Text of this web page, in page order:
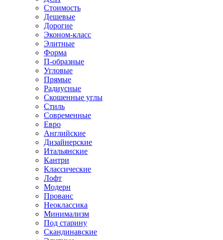
Стоимость
Дешевые
Дорогие
Эконом-класс
Элитные
Форма
П-образные
Угловые
Прямые
Радиусные
Скошенные углы
Стиль
Современные
Евро
Английские
Дизайнерские
Итальянские
Кантри
Классические
Лофт
Модерн
Прованс
Неоклассика
Минимализм
Под старину
Скандинавские